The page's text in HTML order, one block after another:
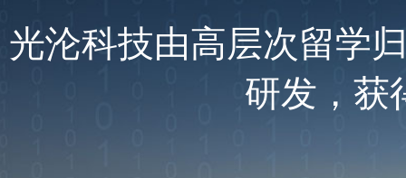
光沦科技由高层次留学
研发，获